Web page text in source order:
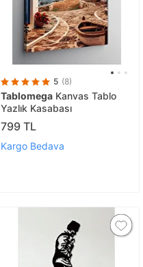
5 (8)
Tablomega Kanvas Tablo
Yazlık Kasabası
799 TL
Kargo Bedava